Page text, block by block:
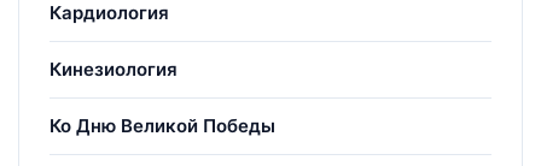
Кардиология
Кинезиология
Ко Дню Великой Победы